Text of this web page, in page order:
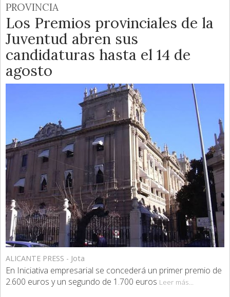
PROVINCIA
Los Premios provinciales de la
Juventud abren sus
candidaturas hasta el 14 de
agosto
ALICANTE PRESS - Jota
En Iniciativa empresarial se concederá un primer premio de
2.600 euros y un segundo de 1.700 euros Leer más...